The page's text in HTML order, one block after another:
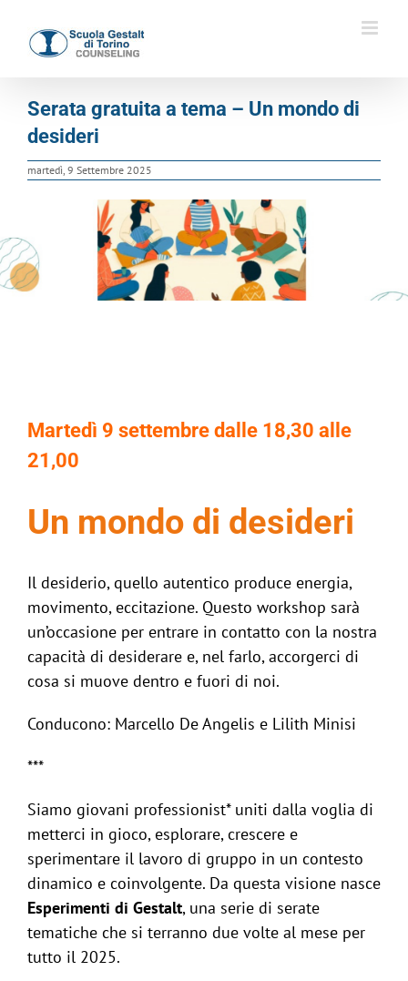
contenuto
Serata gratuita a tema – Un mondo di
desideri
martedì, 9 Settembre 2025
Martedì 9 settembre dalle 18,30 alle
21,00
Un mondo di desideri
Il desiderio, quello autentico produce energia,
movimento, eccitazione. Questo workshop sarà
un’occasione per entrare in contatto con la nostra
capacità di desiderare e, nel farlo, accorgerci di
cosa si muove dentro e fuori di noi.
Conducono: Marcello De Angelis e Lilith Minisi
***
Siamo giovani professionist* uniti dalla voglia di
metterci in gioco, esplorare, crescere e
sperimentare il lavoro di gruppo in un contesto
dinamico e coinvolgente. Da questa visione nasce
Esperimenti di Gestalt, una serie di serate
tematiche che si terranno due volte al mese per
tutto il 2025.